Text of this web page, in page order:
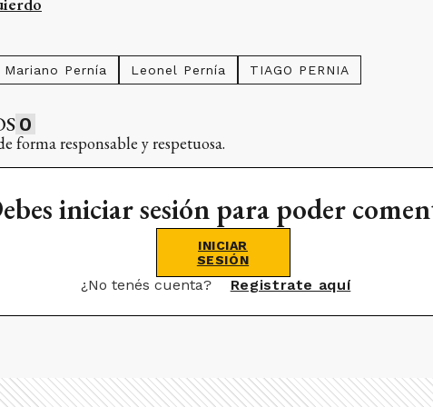
Mariano Pernía Leonel Pernía TIAGO PERNIA
0
forma responsable y respetuosa.
iniciar sesión para poder
INICIAR
SESIÓN
¿No tenés cuenta? Registrate aquí